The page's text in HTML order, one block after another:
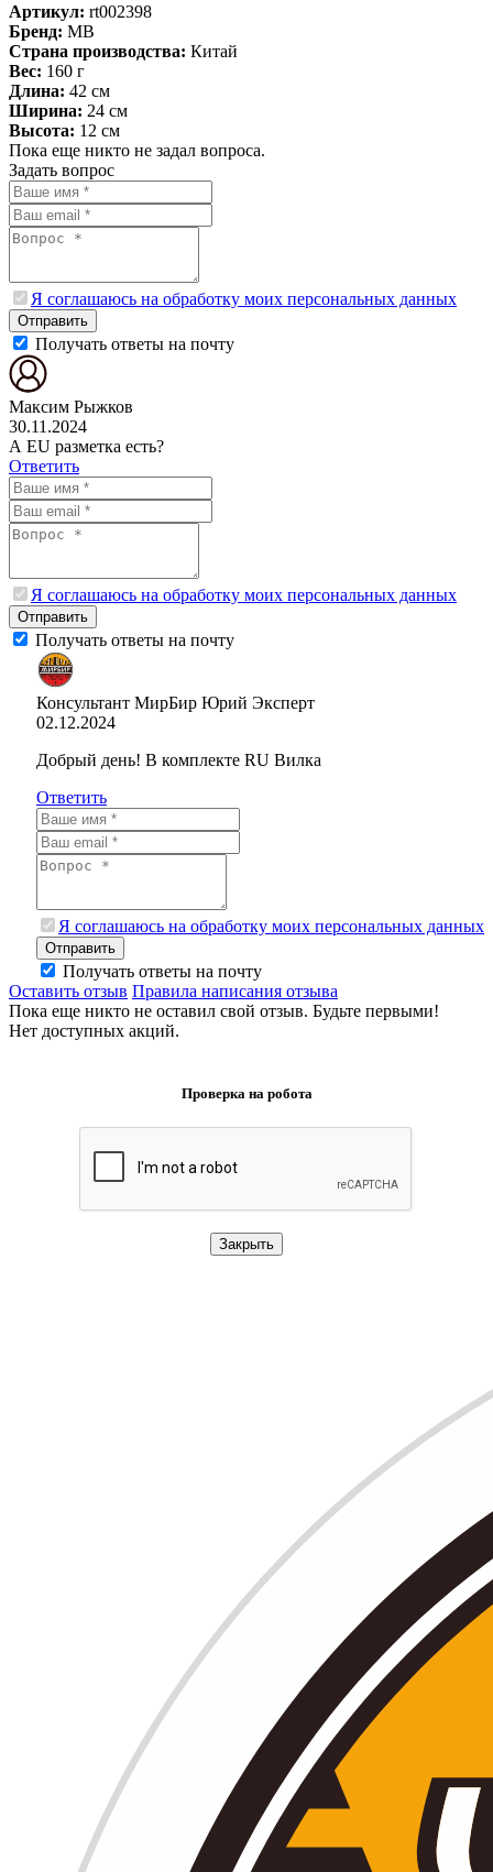
Артикул: rt002398
Бренд: MB
Страна производства: Китай
Вес: 160 г
Длина: 42 см
Ширина: 24 см
Высота: 12 см
Пока еще никто не задал вопроса.
Задать вопрос
Я соглашаюсь на обработку моих персональных данных
Отправить
Получать ответы на почту
Максим Рыжков
30.11.2024
А EU разметка есть?
Ответить
Я соглашаюсь на обработку моих персональных данных
Отправить
Получать ответы на почту
Консультант МирБир Юрий Эксперт
02.12.2024
Добрый день! В комплекте RU Вилка
Ответить
Я соглашаюсь на обработку моих персональных данных
Отправить
Получать ответы на почту
Оставить отзыв Правила написания отзыва
Пока еще никто не оставил свой отзыв. Будьте первыми!
Нет доступных акций.
Проверка на робота
Закрыть